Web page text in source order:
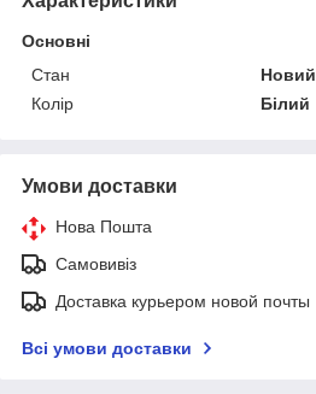
Основні
Стан
Новий
Колір
Білий
Умови доставки
Нова Пошта
Самовивіз
Доставка курьером новой почты
Всі умови доставки